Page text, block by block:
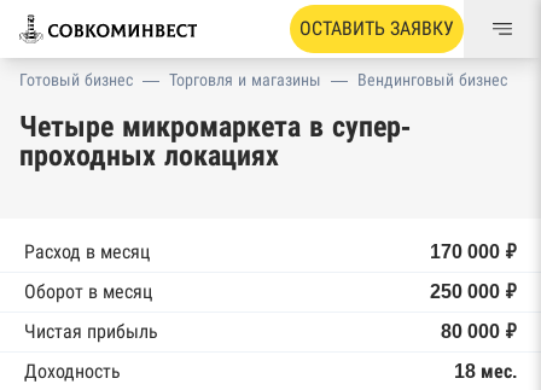
ОСТАВИТЬ ЗАЯВКУ
Готовый бизнес — Торговля и магазины — Вендинговый бизнес
Четыре микромаркета в супер-
проходных локациях
Расход в месяц
170 000 ₽
Оборот в месяц
250 000 ₽
Чистая прибыль
80 000 ₽
Доходность
18 мес.